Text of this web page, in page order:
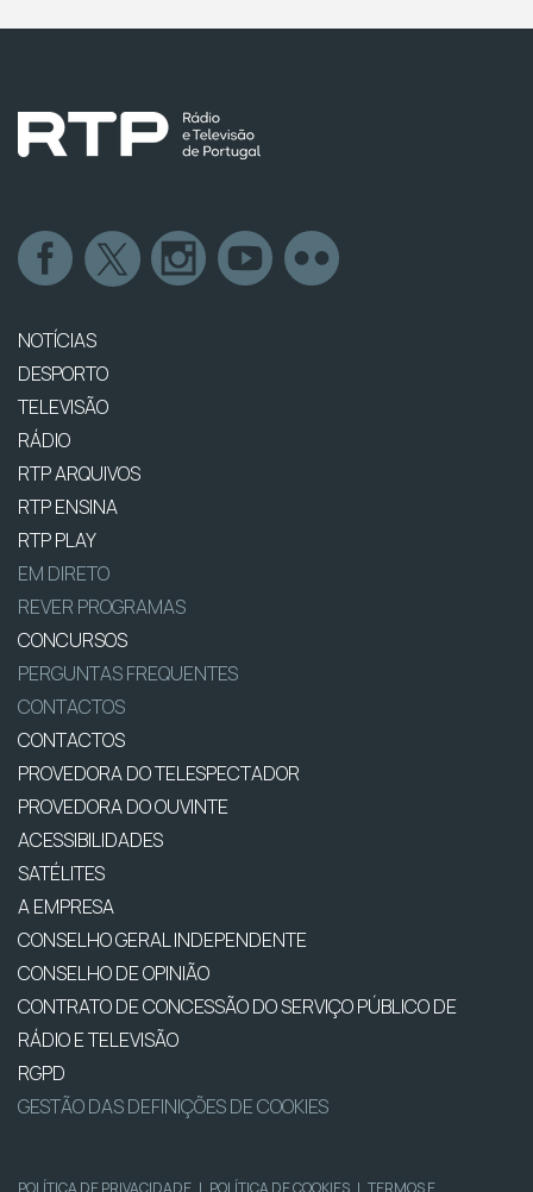
NOTÍCIAS
DESPORTO
TELEVISÃO
RÁDIO
RTP ARQUIVOS
RTP ENSINA
RTP PLAY
EM DIRETO
REVER PROGRAMAS
CONCURSOS
PERGUNTAS FREQUENTES
CONTACTOS
CONTACTOS
PROVEDORA DO TELESPECTADOR
PROVEDORA DO OUVINTE
ACESSIBILIDADES
SATÉLITES
A EMPRESA
CONSELHO GERAL INDEPENDENTE
CONSELHO DE OPINIÃO
CONTRATO DE CONCESSÃO DO SERVIÇO PÚBLICO DE
RÁDIO E TELEVISÃO
RGPD
GESTÃO DAS DEFINIÇÕES DE COOKIES
POLÍTICA DE PRIVACIDADE | POLÍTICA DE COOKIES | TERMOS E